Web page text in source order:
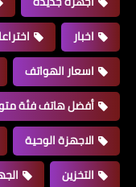
اخبار
اسعار الهواتف
أفضل هاتف فئة
الاجهزة الوحية
التخزين